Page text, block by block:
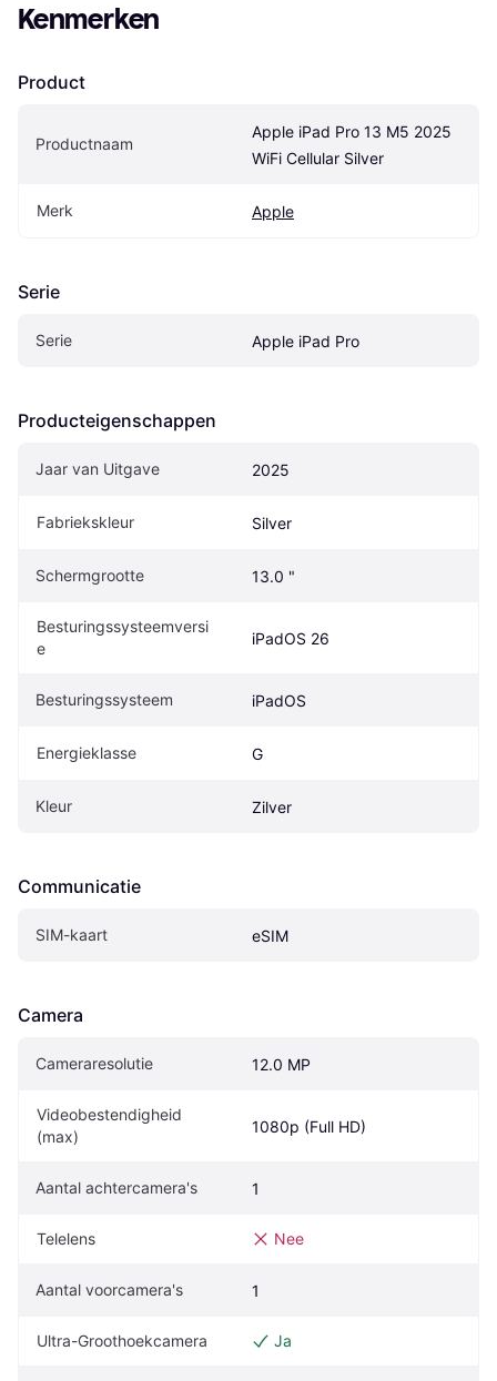
Kenmerken
Product
Productnaam
Apple iPad Pro 13 M5 2025
WiFi Cellular Silver
Merk Apple
Serie
Serie Apple iPad Pro
Producteigenschappen
Jaar van Uitgave 2025
Fabriekskleur Silver
Schermgrootte 13.0 "
Besturingssysteemversi
e
iPadOS 26
Besturingssysteem iPadOS
Energieklasse G
Kleur Zilver
Communicatie
SIM-kaart eSIM
Camera
Cameraresolutie 12.0 MP
Videobestendigheid
(max)
1080p (Full HD)
Aantal achtercamera's 1
Telelens Nee
Aantal voorcamera's 1
Ultra-Groothoekcamera Ja